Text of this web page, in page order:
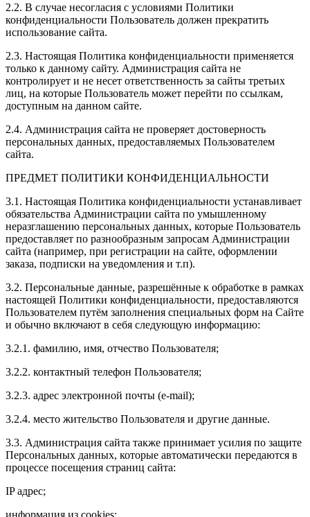
2.2. В случае несогласия с условиями Политики
конфиденциальности Пользователь должен прекратить
использование сайта.
2.3. Настоящая Политика конфиденциальности применяется
только к данному сайту. Администрация сайта не
контролирует и не несет ответственность за сайты третьих
лиц, на которые Пользователь может перейти по ссылкам,
доступным на данном сайте.
2.4. Администрация сайта не проверяет достоверность
персональных данных, предоставляемых Пользователем
сайта.
ПРЕДМЕТ ПОЛИТИКИ КОНФИДЕНЦИАЛЬНОСТИ
3.1. Настоящая Политика конфиденциальности устанавливает
обязательства Администрации сайта по умышленному
неразглашению персональных данных, которые Пользователь
предоставляет по разнообразным запросам Администрации
сайта (например, при регистрации на сайте, оформлении
заказа, подписки на уведомления и т.п).
3.2. Персональные данные, разрешённые к обработке в рамках
настоящей Политики конфиденциальности, предоставляются
Пользователем путём заполнения специальных форм на Сайте
и обычно включают в себя следующую информацию:
3.2.1. фамилию, имя, отчество Пользователя;
3.2.2. контактный телефон Пользователя;
3.2.3. адрес электронной почты (e-mail);
3.2.4. место жительство Пользователя и другие данные.
3.3. Администрация сайта также принимает усилия по защите
Персональных данных, которые автоматически передаются в
процессе посещения страниц сайта:
IP адрес;
информация из cookies;